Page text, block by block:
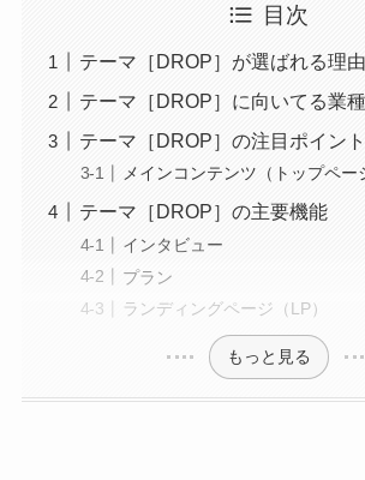
目次
テーマ［DROP］が選ばれる理由
テーマ［DROP］に向いてる業
テーマ［DROP］の注目ポイント
メインコンテンツ（トップペー
テーマ［DROP］の主要機能
インタビュー
プラン
ランディングページ（LP）
もっと見る